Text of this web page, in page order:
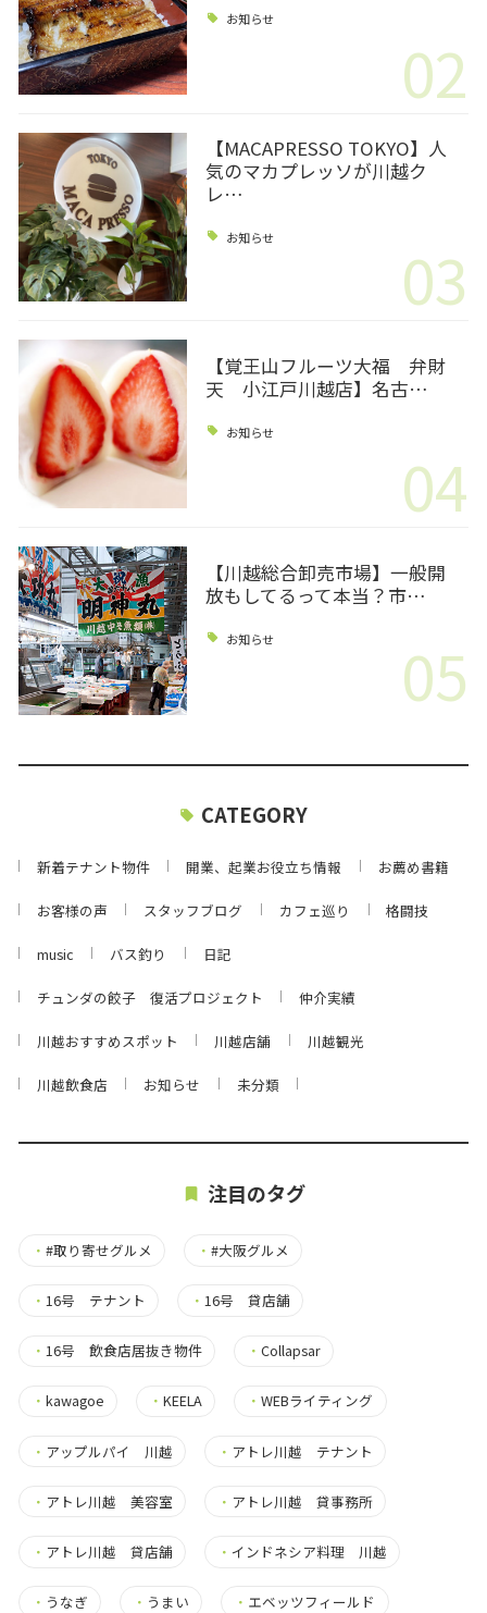
お知らせ
02
【MACAPRESSO TOKYO】人
気のマカプレッソが川越ク
レ…
お知らせ 03
【覚王山フルーツ大福 弁財
天 小江戸川越店】名古…
お知らせ
04
【川越総合卸売市場】一般開
放もしてるって本当？市…
お知らせ 05
CATEGORY
新着テナント物件 開業、起業お役立ち情報 お薦め書籍
お客様の声 スタッフブログ カフェ巡り 格闘技
music バス釣り 日記
チュンダの餃子 復活プロジェクト 仲介実績
川越おすすめスポット 川越店舗 川越観光
川越飲食店 お知らせ 未分類
注目のタグ
・ #取り寄せグルメ ・#大阪グルメ
・ 16号 テナント ・16号 貸店舗
・ 16号 飲食店居抜き物件 ・Collapsar
・ kawagoe ・KEELA ・WEBライティング
・ アップルパイ 川越 ・ アトレ川越 テナント
・ アトレ川越 美容室 ・ アトレ川越 貸事務所
・ アトレ川越 貸店舗 ・ インドネシア料理 川越
・ うなぎ ・ うまい ・ エベッツフィールド